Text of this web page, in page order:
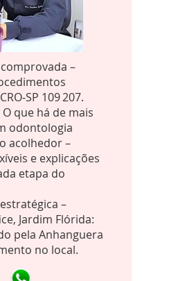
–
109 207.
que há de mais
odontologia
acolhedor –
e explicações
etapa do
–
Jardim Flórida:
pela Anhanguera
no local.